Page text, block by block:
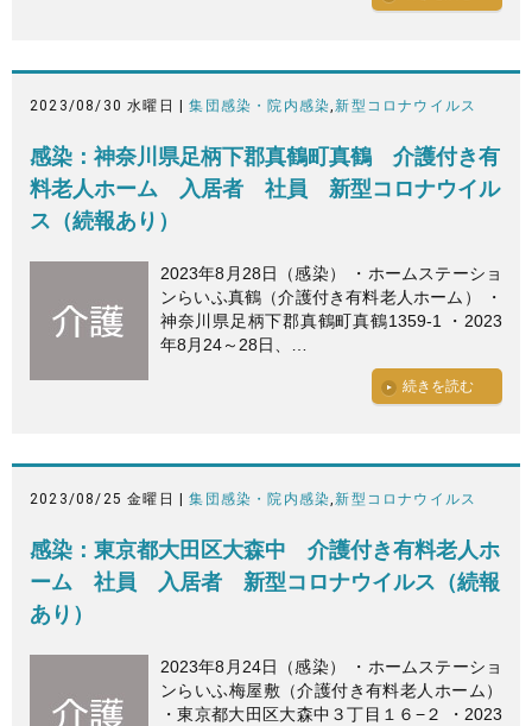
2023/08/30 水曜日 |集団感染・院内感染,新型コロナウイルス
感染：神奈川県足柄下郡真鶴町真鶴 介護付き有
料老人ホーム 入居者 社員 新型コロナウイル
ス（続報あり）
2023年8月28日（感染） ・ホームステーショ
ンらいふ真鶴（介護付き有料老人ホーム） ・
神奈川県足柄下郡真鶴町真鶴1359-1 ・2023
年8月24～28日、…
続きを読む
2023/08/25 金曜日 |集団感染・院内感染 ,新型コロナウイルス
感染：東京都大田区大森中 介護付き有料老人ホ
ーム 社員 入居者 新型コロナウイルス（続報
あり）
2023年8月24日（感染） ・ホームステーショ
ンらいふ梅屋敷（介護付き有料老人ホーム）
・東京都大田区大森中３丁目１６−２ ・2023